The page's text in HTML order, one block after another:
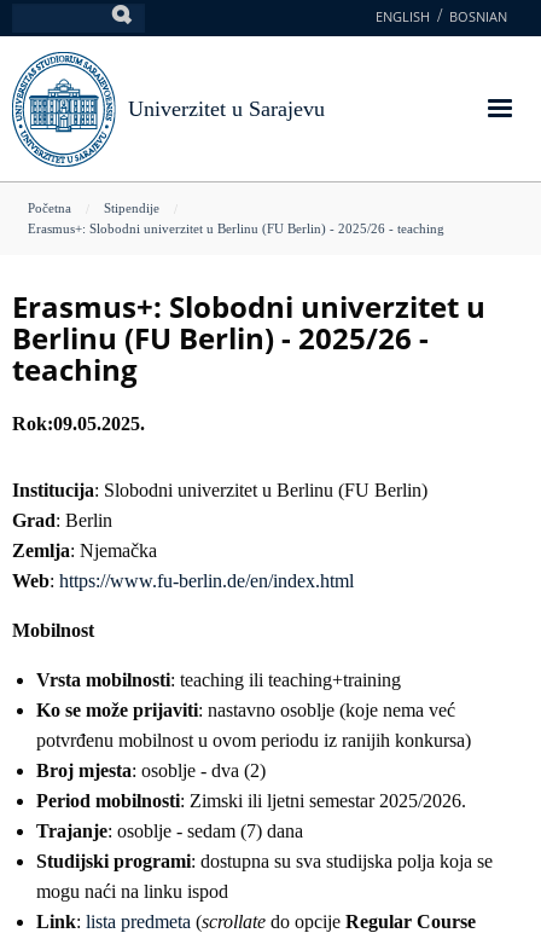
na
glavni
sadržaj
ENGLISH BOSNIAN
Univerzitet u Sarajevu
You
Početna
Stipendije
Erasmus+: Slobodni univerzitet u Berlinu (FU Berlin) - 2025/26 - teaching
Erasmus+: Slobodni univerzitet u
Berlinu (FU Berlin) - 2025/26 -
teaching
Rok 09.05.2025.
Institucija: Slobodni univerzitet u Berlinu (FU Berlin)
Grad: Berlin
Zemlja: Njemačka
Web: https://www.fu-berlin.de/en/index.html
Mobilnost
Vrsta mobilnosti: teaching ili teaching+training
Ko se može prijaviti: nastavno osoblje (koje nema već
potvrđenu mobilnost u ovom periodu iz ranijih konkursa)
Broj mjesta: osoblje - dva (2)
Period mobilnosti: Zimski ili ljetni semestar 2025/2026.
Trajanje: osoblje - sedam (7) dana
Studijski programi: dostupna su sva studijska polja koja se
mogu naći na linku ispod
Link: lista predmeta (scrollate do opcije Regular Course